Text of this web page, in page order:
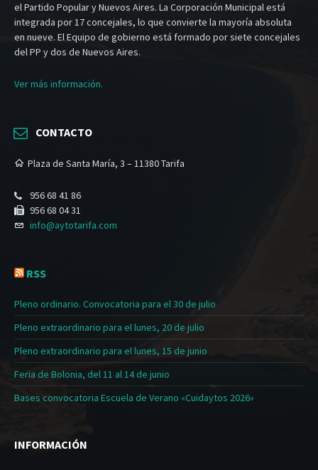
el Partido Popular y Nuevos Aires. La Corporación Municipal está
integrada por 17 concejales, lo que convierte la mayoría absoluta
en nueve. El Equipo de gobierno está formado por siete concejales
del PP y dos de Nuevos Aires.
Ver más información.
CONTACTO
Plaza de Santa María, 3 – 11380 Tarifa
956 68 41 86
956 68 04 31
info@aytotarifa.com
RSS
Pleno ordinario. Convocatoria para el 30 de julio
Pleno extraordinario para el lunes, 20 de julio
Pleno extraordinario para el lunes, 15 de junio
Feria de Bolonia, del 11 al 14 de junio
Bases convocatoria Escuela de Verano «Cuidaytos 2026»
INFORMACIÓN